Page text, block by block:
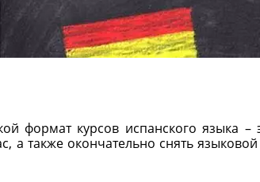
формат курсов испанского языка
а также окончательно снять